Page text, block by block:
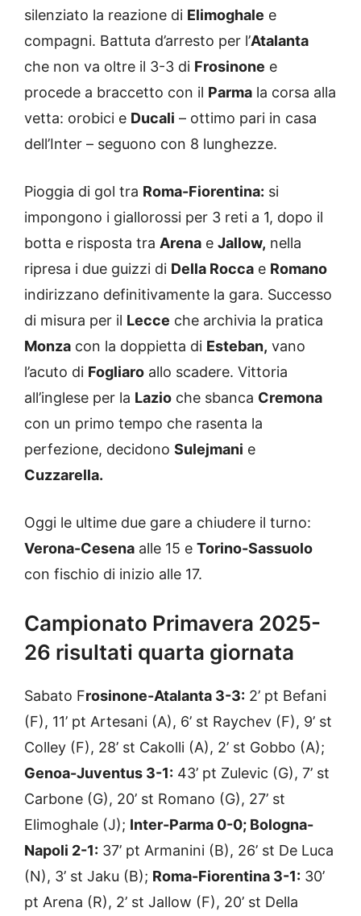
silenziato la reazione di Elimoghale e
compagni. Battuta d’arresto per l’Atalanta
che non va oltre il 3-3 di Frosinone e
procede a braccetto con il Parma la corsa alla
vetta: orobici e Ducali – ottimo pari in casa
dell’Inter – seguono con 8 lunghezze.
Pioggia di gol tra Roma-Fiorentina: si
impongono i giallorossi per 3 reti a 1, dopo il
botta e risposta tra Arena e Jallow, nella
ripresa i due guizzi di Della Rocca e Romano
indirizzano definitivamente la gara. Successo
di misura per il Lecce che archivia la pratica
Monza con la doppietta di Esteban, vano
l’acuto di Fogliaro allo scadere. Vittoria
all’inglese per la Lazio che sbanca Cremona
con un primo tempo che rasenta la
perfezione, decidono Sulejmani e
Cuzzarella.
Oggi le ultime due gare a chiudere il turno:
Verona-Cesena alle 15 e Torino-Sassuolo
con fischio di inizio alle 17.
Campionato Primavera 2025-
26 risultati quarta giornata
Sabato Frosinone-Atalanta 3-3: 2’ pt Befani
(F), 11’ pt Artesani (A), 6’ st Raychev (F), 9’ st
Colley (F), 28’ st Cakolli (A), 2’ st Gobbo (A);
Genoa-Juventus 3-1: 43’ pt Zulevic (G), 7’ st
Carbone (G), 20’ st Romano (G), 27’ st
Elimoghale (J); Inter-Parma 0-0; Bologna-
Napoli 2-1: 37’ pt Armanini (B), 26’ st De Luca
(N), 3’ st Jaku (B); Roma-Fiorentina 3-1: 30’
pt Arena (R), 2’ st Jallow (F), 20’ st Della